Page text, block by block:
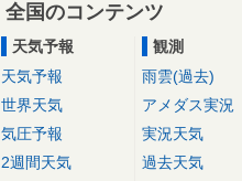
全国のコンテンツ
天気予報
天気予報
世界天気
気圧予報
2週間天気
観測
雨雲(過去)
アメダス実況
実況天気
過去天気